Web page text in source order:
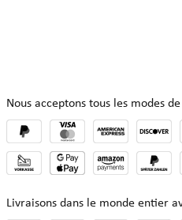
Nous acceptons tous les modes
Livraisons dans le monde entier